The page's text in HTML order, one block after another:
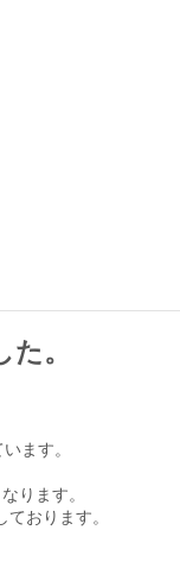
。
ます。
ります。
おります。